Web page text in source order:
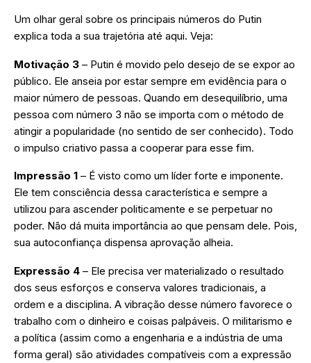
Um olhar geral sobre os principais números do Putin
explica toda a sua trajetória até aqui. Veja:
Motivação 3 – Putin é movido pelo desejo de se expor ao
público. Ele anseia por estar sempre em evidência para o
maior número de pessoas. Quando em desequilíbrio, uma
pessoa com número 3 não se importa com o método de
atingir a popularidade (no sentido de ser conhecido). Todo
o impulso criativo passa a cooperar para esse fim.
Impressão 1 – É visto como um líder forte e imponente.
Ele tem consciência dessa característica e sempre a
utilizou para ascender politicamente e se perpetuar no
poder. Não dá muita importância ao que pensam dele. Pois,
sua autoconfiança dispensa aprovação alheia.
Expressão 4 – Ele precisa ver materializado o resultado
dos seus esforços e conserva valores tradicionais, a
ordem e a disciplina. A vibração desse número favorece o
trabalho com o dinheiro e coisas palpáveis. O militarismo e
a política (assim como a engenharia e a indústria de uma
forma geral) são atividades compatíveis com a expressão